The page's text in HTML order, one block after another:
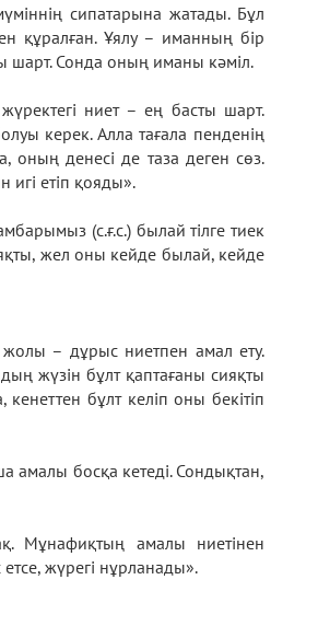
сипатарына жатады. Бұл
құралған. Ұялу – иманның бір
шарт. Сонда оның иманы кәміл.
ниет – ең басты шарт.
керек. Алла тағала пенденің
оның денесі де таза деген сөз.
игі етіп қояды».
(с.ғ.с.) былай тілге тиек
жел оны кейде былай, кейде
– дұрыс ниетпен амал ету.
жүзін бұлт қаптағаны сияқты
бұлт келіп оны бекітіп
амалы босқа кетеді. Сондықтан,
Мұнафиқтың амалы ниетінен
етсе, жүрегі нұрланады».